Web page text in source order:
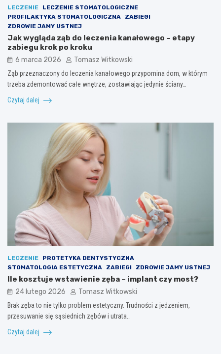
LECZENIE
LECZENIE STOMATOLOGICZNE
PROFILAKTYKA STOMATOLOGICZNA
ZABIEGI
ZDROWIE JAMY USTNEJ
Jak wygląda ząb do leczenia kanałowego – etapy
zabiegu krok po kroku
6 marca 2026 Tomasz Witkowski
Ząb przeznaczony do leczenia kanałowego przypomina dom, w którym
trzeba zdemontować całe wnętrze, zostawiając jedynie ściany…
Czytaj dalej
LECZENIE
PROTETYKA DENTYSTYCZNA
STOMATOLOGIA ESTETYCZNA
ZABIEGI ZDROWIE JAMY USTNEJ
Ile kosztuje wstawienie zęba – implant czy most?
24 lutego 2026 Tomasz Witkowski
Brak zęba to nie tylko problem estetyczny. Trudności z jedzeniem,
przesuwanie się sąsiednich zębów i utrata…
Czytaj dalej